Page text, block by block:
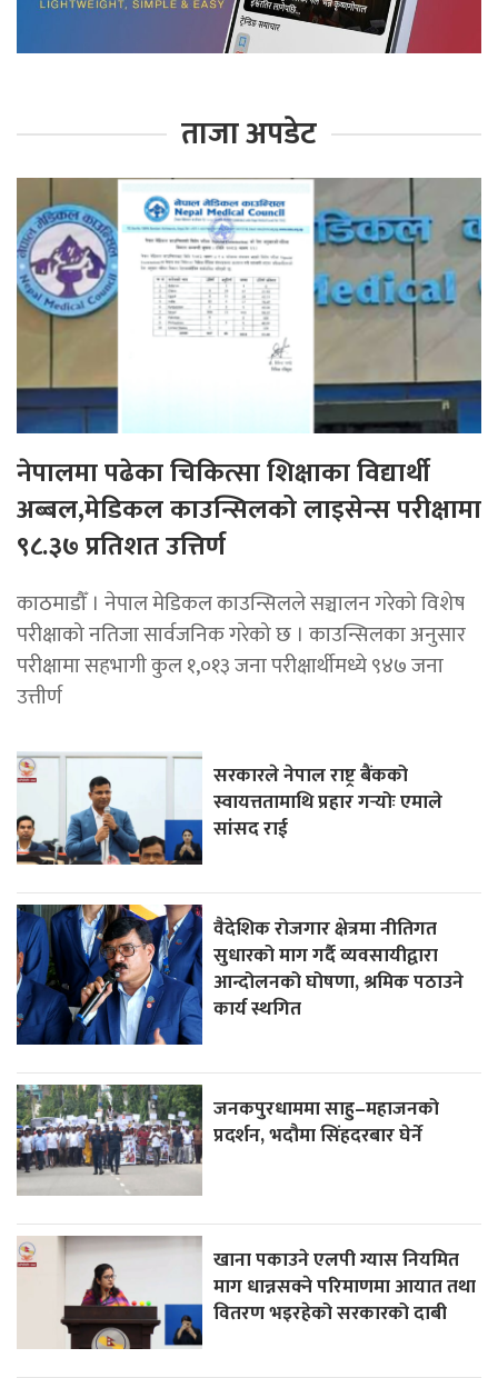
ताजा अपडेट
नेपालमा पढेका चिकित्सा शिक्षाका विद्यार्थी
अब्बल,मेडिकल काउन्सिलको लाइसेन्स परीक्षामा
९८.३७ प्रतिशत उत्तिर्ण
काठमाडौँ । नेपाल मेडिकल काउन्सिलले सञ्चालन गरेको विशेष
परीक्षाको नतिजा सार्वजनिक गरेको छ । काउन्सिलका अनुसार
परीक्षामा सहभागी कुल १,०१३ जना परीक्षार्थीमध्ये ९४७ जना
उत्तीर्ण
सरकारले नेपाल राष्ट्र बैंकको
स्वायत्ततामाथि प्रहार गर्‍योः एमाले
सांसद राई
वैदेशिक रोजगार क्षेत्रमा नीतिगत
सुधारको माग गर्दै व्यवसायीद्वारा
आन्दोलनको घोषणा, श्रमिक पठाउने
कार्य स्थगित
जनकपुरधाममा साहु–महाजनको
प्रदर्शन, भदौमा सिंहदरबार घेर्ने
खाना पकाउने एलपी ग्यास नियमित
माग धान्नसक्ने परिमाणमा आयात तथा
वितरण भइरहेको सरकारको दाबी